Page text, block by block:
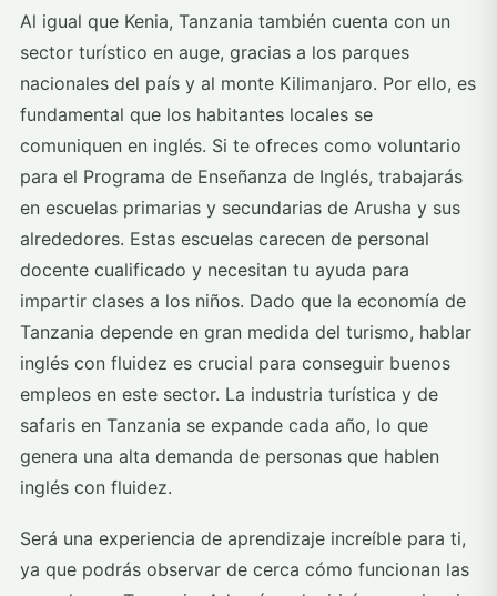
Al igual que Kenia, Tanzania también cuenta con un
sector turístico en auge, gracias a los parques
nacionales del país y al monte Kilimanjaro. Por ello, es
fundamental que los habitantes locales se
comuniquen en inglés. Si te ofreces como voluntario
para el Programa de Enseñanza de Inglés, trabajarás
en escuelas primarias y secundarias de Arusha y sus
alrededores. Estas escuelas carecen de personal
docente cualificado y necesitan tu ayuda para
impartir clases a los niños. Dado que la economía de
Tanzania depende en gran medida del turismo, hablar
inglés con fluidez es crucial para conseguir buenos
empleos en este sector. La industria turística y de
safaris en Tanzania se expande cada año, lo que
genera una alta demanda de personas que hablen
inglés con fluidez.
Será una experiencia de aprendizaje increíble para ti,
ya que podrás observar de cerca cómo funcionan las